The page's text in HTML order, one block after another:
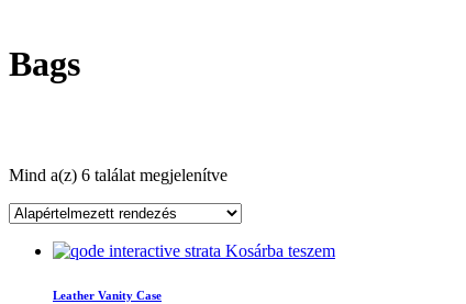
Bags
Mind a(z) 6 találat megjelenítve
Kosárba teszem
Leather Vanity Case